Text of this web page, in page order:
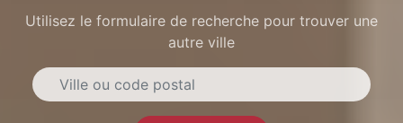
Utilisez le formulaire de recherche pour trouver une
autre ville